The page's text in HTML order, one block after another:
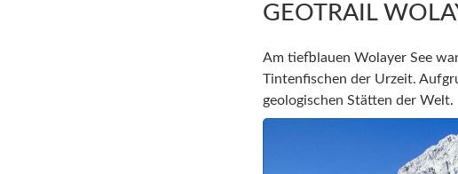
GEOTRAIL
Am tiefblauen Wolayer See
Tintenfischen der Urzeit.
geologischen Stätten der Welt.